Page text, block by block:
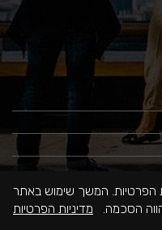
הפרטיות. המשך שימוש באתר
הסכמה. מדיניות הפרטיות